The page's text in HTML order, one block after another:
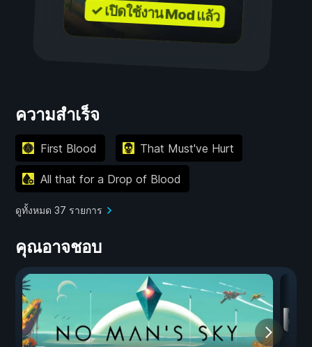
✓ เปิดใช้งาน Mod แล้ว
ความสำเร็จ
First Blood That Must've Hurt
All that for a Drop of Blood
ดูทั้งหมด 37 รายการ
คุณอาจชอบ